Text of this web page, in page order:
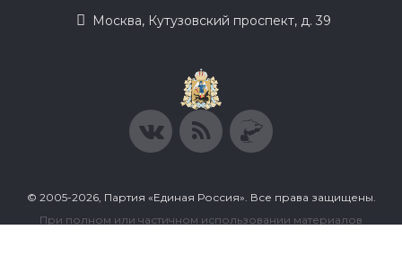
Москва, Кутузовский проспект, д. 39
© 2005-2026, Партия «Единая Россия». Все права защищены.
При полном или частичном использовании материалов